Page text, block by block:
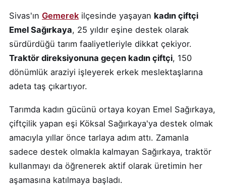
Sivas'ın Gemerek ilçesinde yaşayan kadın çiftçi
Emel Sağırkaya, 25 yıldır eşine destek olarak
sürdürdüğü tarım faaliyetleriyle dikkat çekiyor.
Traktör direksiyonuna geçen kadın çiftçi, 150
dönümlük araziyi işleyerek erkek meslektaşlarına
adeta taş çıkartıyor.
Tarımda kadın gücünü ortaya koyan Emel Sağırkaya,
çiftçilik yapan eşi Köksal Sağırkaya'ya destek olmak
amacıyla yıllar önce tarlaya adım attı. Zamanla
sadece destek olmakla kalmayan Sağırkaya, traktör
kullanmayı da öğrenerek aktif olarak üretimin her
aşamasına katılmaya başladı.